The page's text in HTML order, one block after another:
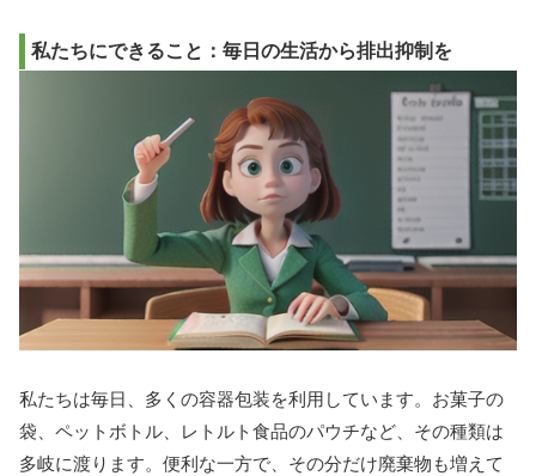
私たちにできること：毎日の生活から排出抑制を
私たちは毎日、多くの容器包装を利用しています。お菓子の
袋、ペットボトル、レトルト食品のパウチなど、その種類は
多岐に渡ります。便利な一方で、その分だけ廃棄物も増えて